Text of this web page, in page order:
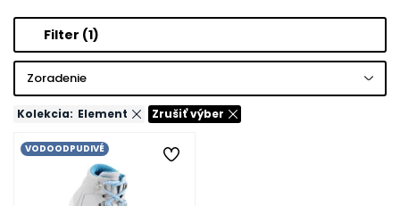
Filter (1)
Zoradenie
Kolekcia: Element Zrušiť výber
VODOODPUDIVÉ